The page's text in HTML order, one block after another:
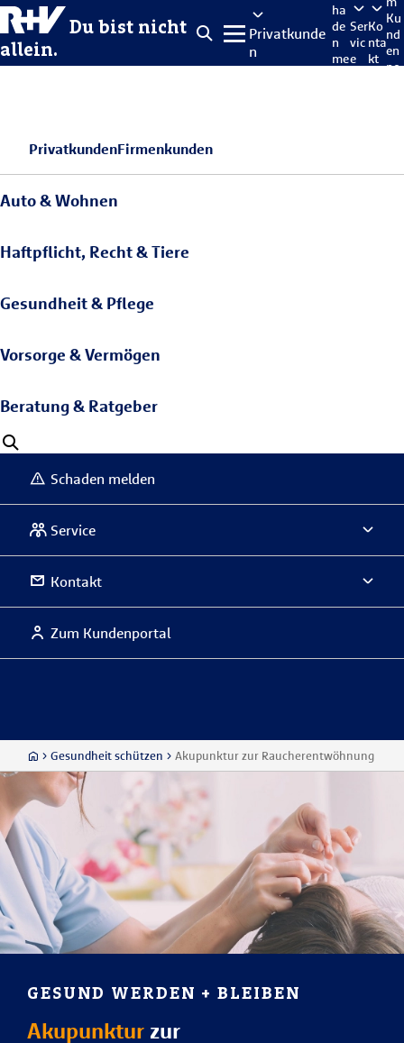
Du bist nicht
allein.
Privatkunde
n
ha
de
n
me
Ser
vic
e
Ko
nta
kt
Ku
nd
en
po
PrivatkundenFirmenkunden
Auto & Wohnen
Haftpflicht, Recht & Tiere
Gesundheit & Pflege
Vorsorge & Vermögen
Beratung & Ratgeber
Schaden melden
Service
Kontakt
Zum Kundenportal
Gesundheit schützen Akupunktur zur Raucherentwöhnung
GESUND WERDEN + BLEIBEN
Akupunktur zur